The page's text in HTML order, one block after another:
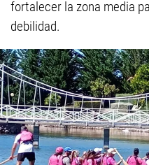
fortalecer la zona media
debilidad.